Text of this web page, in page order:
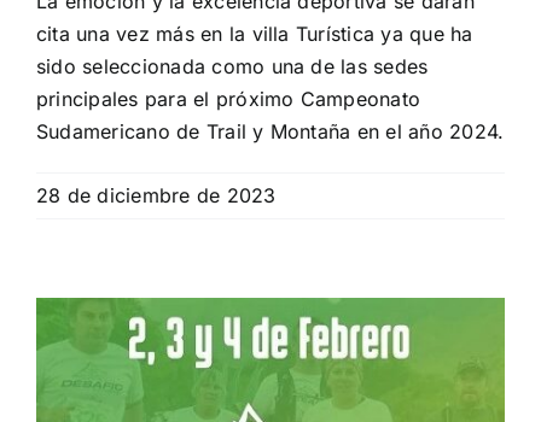
cita una vez más en la villa Turística ya que ha
sido seleccionada como una de las sedes
principales para el próximo Campeonato
Sudamericano de Trail y Montaña en el año 2024.
28 de diciembre de 2023